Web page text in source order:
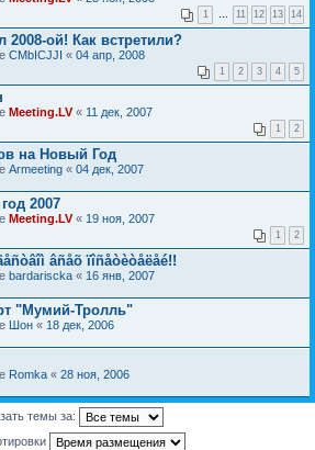
1 … 11 12 13 14
2008-ой! Как встретили?
CMbICJJI « 04 апр, 2008
1 2 3 4 5
Meeting.LV« 11 дек, 2007
1 2
на Новый Год
Armeeting « 04 дек, 2007
2007
Meeting.LV« 19 ноя, 2007
1 2
âñåõ ïîñåòèòåëåé!!
bardariscka « 16 янв, 2007
"Мумий-Тролль"
Шон « 18 дек, 2006
Romka « 28 ноя, 2006
темы за: